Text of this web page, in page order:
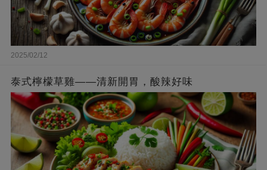
2025/02/12
泰式檸檬草雞——清新開胃，酸辣好味